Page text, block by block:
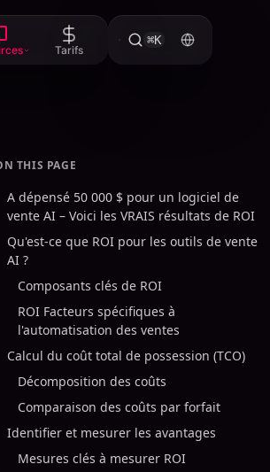
Tarifs
⌘K
THIS PAGE
A dépensé 50 000 $ pour un logiciel de
vente AI – Voici les VRAIS résultats de ROI
Qu'est-ce que ROI pour les outils de vente
AI ?
Composants clés de ROI
ROI Facteurs spécifiques à
l'automatisation des ventes
Calcul du coût total de possession (TCO)
Décomposition des coûts
Comparaison des coûts par forfait
Identifier et mesurer les avantages
Mesures clés à mesurer ROI